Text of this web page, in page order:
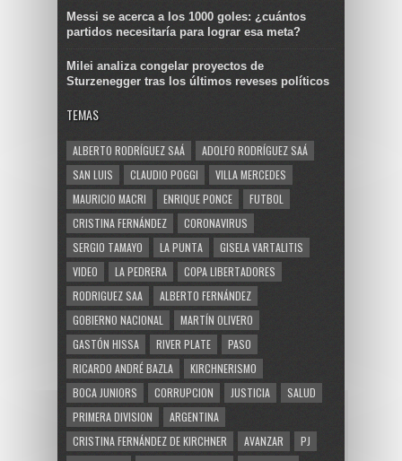
Messi se acerca a los 1000 goles: ¿cuántos
partidos necesitaría para lograr esa meta?
Milei analiza congelar proyectos de
Sturzenegger tras los últimos reveses políticos
TEMAS
ALBERTO RODRÍGUEZ SAÁ
ADOLFO RODRÍGUEZ SAÁ
SAN LUIS
CLAUDIO POGGI
VILLA MERCEDES
MAURICIO MACRI
ENRIQUE PONCE
FUTBOL
CRISTINA FERNÁNDEZ
CORONAVIRUS
SERGIO TAMAYO
LA PUNTA
GISELA VARTALITIS
VIDEO
LA PEDRERA
COPA LIBERTADORES
RODRIGUEZ SAA
ALBERTO FERNÁNDEZ
GOBIERNO NACIONAL
MARTÍN OLIVERO
GASTÓN HISSA
RIVER PLATE
PASO
RICARDO ANDRÉ BAZLA
KIRCHNERISMO
BOCA JUNIORS
CORRUPCION JUSTICIA
SALUD
PRIMERA DIVISION
ARGENTINA
CRISTINA FERNÁNDEZ DE KIRCHNER
AVANZAR
PJ